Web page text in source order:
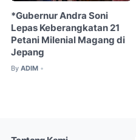
*Gubernur Andra Soni
Lepas Keberangkatan 21
Petani Milenial Magang di
Jepang
By ADIM •